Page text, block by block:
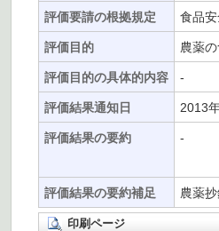
評価要請の根拠規定 食品
評価目的 農薬
評価目的の具体的内容 -
評価結果通知日 2013
評価結果の要約 -
評価結果の要約補足 農薬
印刷ページ